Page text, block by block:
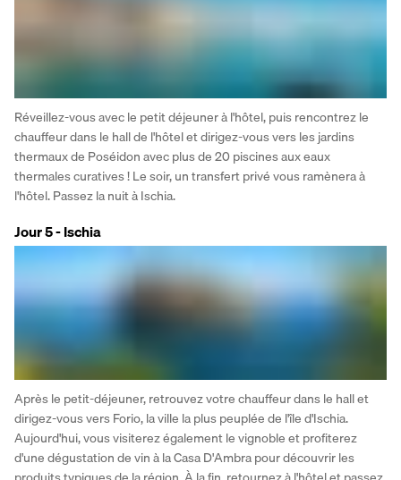
Réveillez-vous avec le petit déjeuner à l'hôtel, puis rencontrez le
chauffeur dans le hall de l'hôtel et dirigez-vous vers les jardins
thermaux de Poséidon avec plus de 20 piscines aux eaux
thermales curatives ! Le soir, un transfert privé vous ramènera à
l'hôtel. Passez la nuit à Ischia.
Jour 5 - Ischia
Après le petit-déjeuner, retrouvez votre chauffeur dans le hall et
dirigez-vous vers Forio, la ville la plus peuplée de l'île d'Ischia.
Aujourd'hui, vous visiterez également le vignoble et profiterez
d'une dégustation de vin à la Casa D'Ambra pour découvrir les